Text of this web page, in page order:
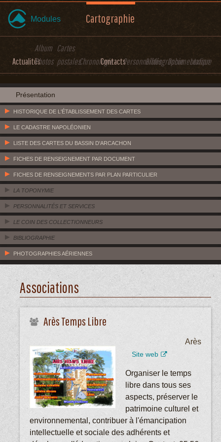
Modules Cartographie
Actualités
Album
Photos
Cartes
postalesChronologieContactsPersonnalitésBibliographieDocumentation
Lexique
Présentation
HISTORIQUE DE L'ÉTABLISSEMENT DES CARTES
LE CADASTRE NAPOLÉONIEN
LISTE DES CARTES DU BASSIN D'ARCACHON
FICHES DE RENSEIGNEMENT PAR DOCUMENT
FICHES DE RENSEIGNEMENTS PAR PLAN PARTICULIER
LA TOPONYMIE
PERSONNALITÉS ET SERVICES
LE COIN DES COLLECTIONNEURS
BIBLIOGRAPHIE
PHOTOGRAPHIES AÉRIENNES
Associations
Arès Temps Libre
Arès
Site web
Organiser le temps
libre dans tous ses
aspects, préserver le
patrimoine culturel et
environnemental, contribuer à l'émancipation
intellectuelle et sociale des adhérents et